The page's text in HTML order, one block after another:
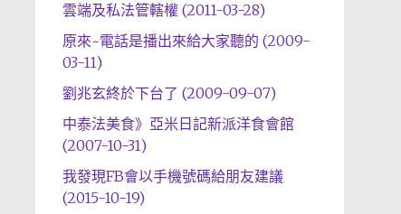
雲端及私法管轄權 (2011-03-28)
原來~電話是播出來給大家聽的 (2009-
03-11)
劉兆玄終於下台了 (2009-09-07)
中泰法美食》亞米日記新派洋食會館
(2007-10-31)
我發現FB會以手機號碼給朋友建議
(2015-10-19)